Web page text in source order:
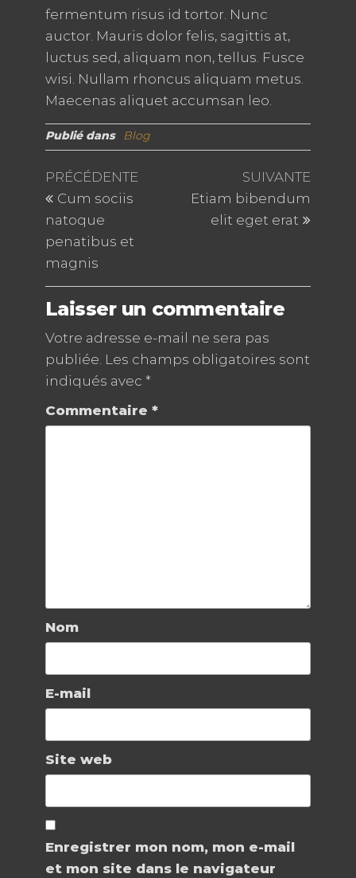
fermentum risus id tortor. Nunc
auctor. Mauris dolor felis, sagittis at,
luctus sed, aliquam non, tellus. Fusce
wisi. Nullam rhoncus aliquam metus.
Maecenas aliquet accumsan leo.
Publié dans Blog
Navigation
de
l’article
Article
précédent
PRÉCÉDENTE
Cum sociis
natoque
penatibus et
magnis
SUIVANTE
Etiam bibendum
elit eget erat
Laisser un commentaire
Votre adresse e-mail ne sera pas
publiée. Les champs obligatoires sont
indiqués avec *
Commentaire *
Nom
E-mail
Site web
Enregistrer mon nom, mon e-mail
et mon site dans le navigateur